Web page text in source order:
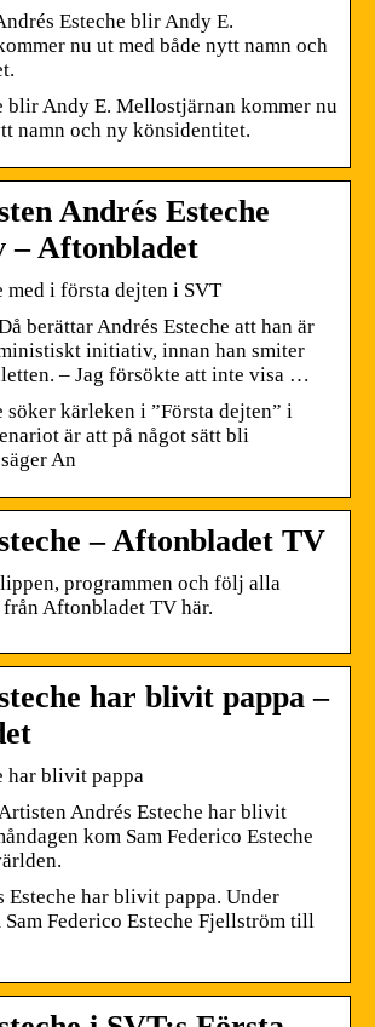
Esteche blir Andy E.
nu ut med både nytt namn och
blir Andy E. Mellostjärnan kommer nu
namn och ny könsidentitet.
Andrés Esteche
– Aftonbladet
med i första dejten i SVT
berättar Andrés Esteche att han är
initiativ, innan han smiter
– Jag försökte att inte visa …
söker kärleken i ”Första dejten” i
är att på något sätt bli
An
– Aftonbladet TV
programmen och följ alla
Aftonbladet TV här.
har blivit pappa –
har blivit pappa
Andrés Esteche har blivit
kom Sam Federico Esteche
Esteche har blivit pappa. Under
Sam Federico Esteche Fjellström till